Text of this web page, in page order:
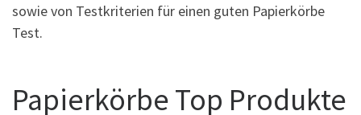
sowie von Testkriterien für einen guten Papierkörbe
Test.
Papierkörbe Top Produkte